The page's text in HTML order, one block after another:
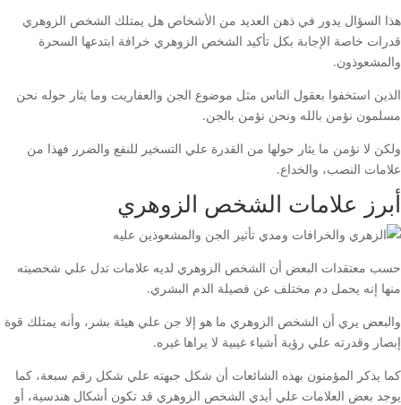
هذا السؤال يدور في ذهن العديد من الأشخاص هل يمتلك الشخص الزوهري
قدرات خاصة الإجابة بكل تأكيد الشخص الزوهري خرافة ابتدعها السحرة
والمشعوذون.
الذين استخفوا بعقول الناس مثل موضوع الجن والعفاريت وما يثار حوله نحن
مسلمون نؤمن بالله ونحن نؤمن بالجن.
ولكن لا نؤمن ما يثار حولها من القدرة علي التسخير للنفع والضرر فهذا من
علامات النصب، والخداع.
أبرز علامات الشخص الزوهري
حسب معتقدات البعض أن الشخص الزوهري لديه علامات تدل علي شخصيته
منها إنه يحمل دم مختلف عن فصيلة الدم البشري.
والبعض يري أن الشخص الزوهري ما هو إلا جن علي هيئة بشر، وأنه يمتلك قوة
إبصار وقدرته علي رؤية أشياء غيبية لا يراها غيره.
كما يذكر المؤمنون بهذه الشائعات أن شكل جبهته علي شكل رقم سبعة، كما
يوجد بعض العلامات علي أيدي الشخص الزوهري قد تكون أشكال هندسية، أو